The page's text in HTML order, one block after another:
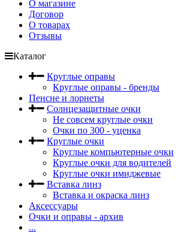
О магазине
Договор
О товарах
Отзывы
Каталог
Круглые оправы
Круглые оправы - бренды
Пенсне и лорнеты
Солнцезащитные очки
Не совсем круглые очки
Очки по 300 - уценка
Круглые очки
Круглые компьютерные очки
Круглые очки для водителей
Круглые очки имиджевые
Вставка линз
Вставка и окраска линз
Аксессуары
Очки и оправы - архив
...